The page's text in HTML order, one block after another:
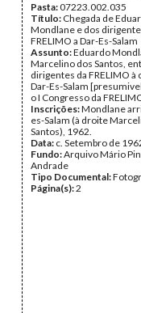
Pasta:07223.002.035
Título: Chegada de
Mondlane e dos
FRELIMO a Dar-Es-Salam
Assunto:Eduardo
Marcelino dos Santos,
dirigentes da FRELIMO à
Dar-Es-Salam
o I Congresso da
Inscrições:Mondlane
es-Salam (à droite
Santos), 1962.
Data: c. Setembro de
Fundo:Arquivo Mário
Andrade
Tipo Documental:
Página(s):2